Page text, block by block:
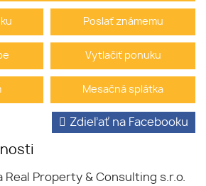
Poslať známemu
Vytlačiť ponuku
Mesačná splátka
Zdieľať na Facebooku
Real Property & Consulting s.r.o.